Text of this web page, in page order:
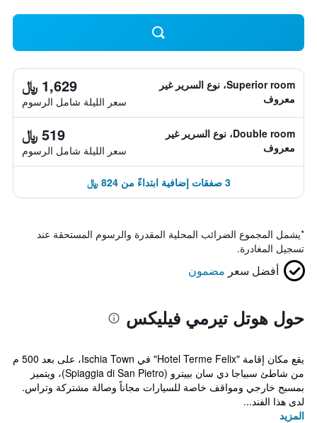
Superior room، نوع السرير غير
معروف
1,629 ﷼
سعر الليلة شامل الرسوم
Double room، نوع السرير غير
معروف
519 ﷼
سعر الليلة شامل الرسوم
3 صفقات إضافية ابتداءً من 824 ﷼
*يشمل المجموع الضرائب المحلية المقدرة والرسوم المستحقة عند
تسجيل المغادرة.
أفضل سعر مضمون
حول هوتل تيرمي فيليكس
يقع مكان إقامة "Hotel Terme Felix" في Ischia Town، على بعد 500 م
من شاطئ سبياجا دي سان بييترو (Spiaggia di San Pietro)، ويتميز
بمسبح خارجي ومواقف خاصة للسيارات مجاناً وصالة مشتركة وتراس.
لدى هذا الفند...
المزيد